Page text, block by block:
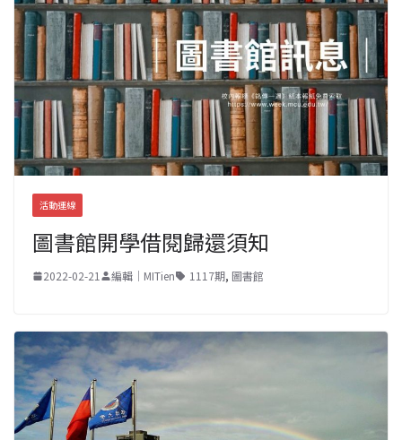
活動連線
圖書館開學借閱歸還須知
2022-02-21 編輯｜MITien 1117期, 圖書館